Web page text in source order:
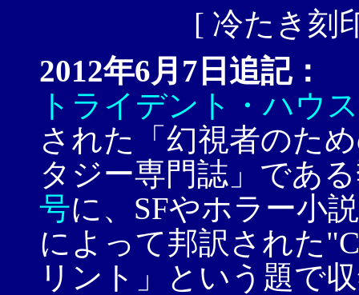
[ 冷たき刻
2012年6月7日追記：
トライデント・ハウス
された「幻視者のた
タジー専門誌」であ
号に、SFやホラー小
によって邦訳された
リント」という題で